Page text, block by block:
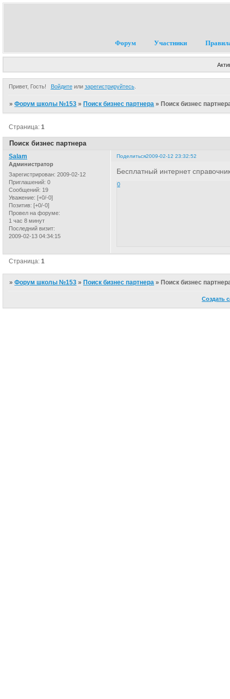
Форум Участники
Привет, Гость! Войдитеили зарегистрируйтесь.
»Форум школы №153 » Поиск бизнес партнера » Поиск бизнес
Поиск бизнес партнера
Страница:1
Поделиться2009-02-12 23:32:52
Salam
Администратор
Зарегистрирован: 2009-02-12
Приглашений: 0
Сообщений: 19
Уважение: [+0/-0]
Позитив: [+0/-0]
Провел на форуме:
1 час 8 минут
Последний визит:
2009-02-13 04:34:15
Бесплатный интернет
0
Страница:1
»Форум школы №153 » Поиск бизнес партнера » Поиск бизнес
Создать